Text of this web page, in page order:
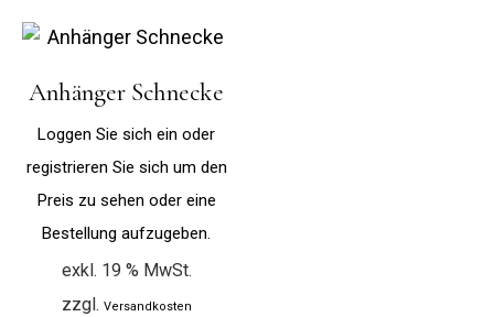
Anhänger Schnecke
Loggen Sie sich ein oder
registrieren Sie sich um den
Preis zu sehen oder eine
Bestellung aufzugeben.
exkl. 19 % MwSt.
zzgl. Versandkosten